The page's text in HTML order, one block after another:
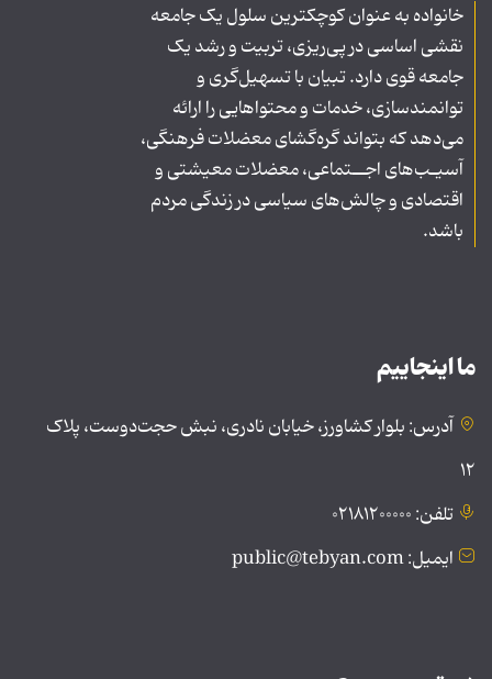
خانواده به عنوان کوچکترین سلول یک جامعه
نقشی اساسی در پی‌ریزی، تربیت و رشد یک
جامعه قوی دارد. تبیان با تسهیل‌گری و
توانمندسازی، خدمات و محتواهایی را ارائه
می‌دهد که بتواند گره‌گشای معضلات فرهنگی،
آسیـب‌های اجــتماعی، معضلات معیشتی و
اقتصادی و چالش‌های سیاسی در زندگی مردم
باشد.
ما اینجاییم
آدرس: بلوار کشاورز، خیابان نادری، نبش حجت‌دوست، پلاک
۱۲
تلفن: ۰۲۱۸۱۲۰۰۰۰۰
ایمیل: public@tebyan.com